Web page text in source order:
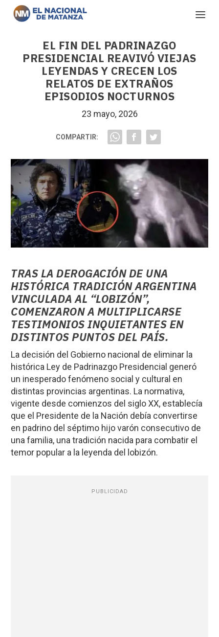
EL FIN DEL PADRINAZGO
PRESIDENCIAL REAVIVÓ VIEJAS
LEYENDAS Y CRECEN LOS
RELATOS DE EXTRAÑOS
EPISODIOS NOCTURNOS
23 mayo, 2026
COMPARTIR:
TRAS LA DEROGACIÓN DE UNA
HISTÓRICA TRADICIÓN ARGENTINA
VINCULADA AL “LOBIZÓN”,
COMENZARON A MULTIPLICARSE
TESTIMONIOS INQUIETANTES EN
DISTINTOS PUNTOS DEL PAÍS.
La decisión del Gobierno nacional de eliminar la
histórica Ley de Padrinazgo Presidencial generó
un inesperado fenómeno social y cultural en
distintas provincias argentinas. La normativa,
vigente desde comienzos del siglo XX, establecía
que el Presidente de la Nación debía convertirse
en padrino del séptimo hijo varón consecutivo de
una familia, una tradición nacida para combatir el
temor popular a la leyenda del lobizón.
PUBLICIDAD